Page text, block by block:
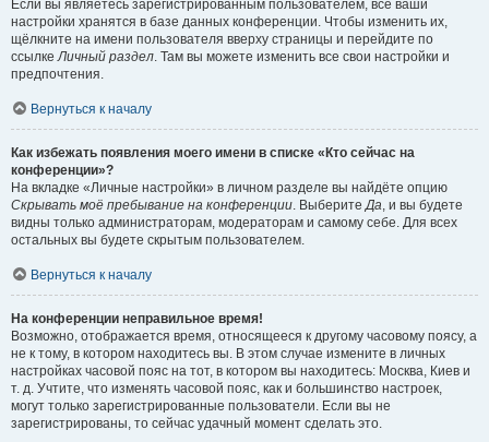
Если вы являетесь зарегистрированным пользователем, все ваши
настройки хранятся в базе данных конференции. Чтобы изменить их,
щёлкните на имени пользователя вверху страницы и перейдите по
ссылкеЛичный раздел. Там вы можете изменить все свои настройки и
предпочтения.
Вернуться к началу
Как избежать появления моего имени в списке «Кто сейчас на
конференции»?
На вкладке «Личные настройки» в личном разделе вы найдёте опцию
Скрывать моё пребывание на конференции. ВыберитеДа, и вы будете
видны только администраторам, модераторам и самому себе. Для всех
остальных вы будете скрытым пользователем.
Вернуться к началу
На конференции неправильное время!
Возможно, отображается время, относящееся к другому часовому поясу, а
не к тому, в котором находитесь вы. В этом случае измените в личных
настройках часовой пояс на тот, в котором вы находитесь: Москва, Киев и
т. д. Учтите, что изменять часовой пояс, как и большинство настроек,
могут только зарегистрированные пользователи. Если вы не
зарегистрированы, то сейчас удачный момент сделать это.